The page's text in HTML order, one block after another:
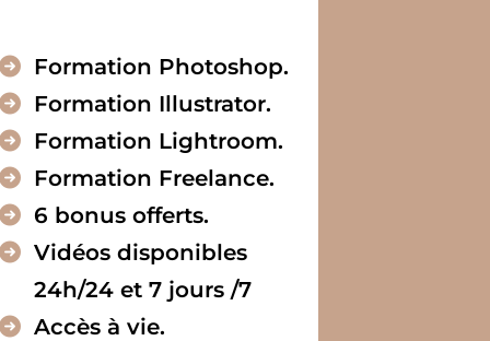
Formation Photoshop.
Formation Illustrator.
Formation Lightroom.
Formation Freelance.
6 bonus offerts.
Vidéos disponibles
24h/24 et 7 jours /7
Accès à vie.